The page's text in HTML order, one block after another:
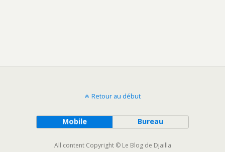
Retour au début
Mobile Bureau
All content Copyright © Le Blog de Djailla